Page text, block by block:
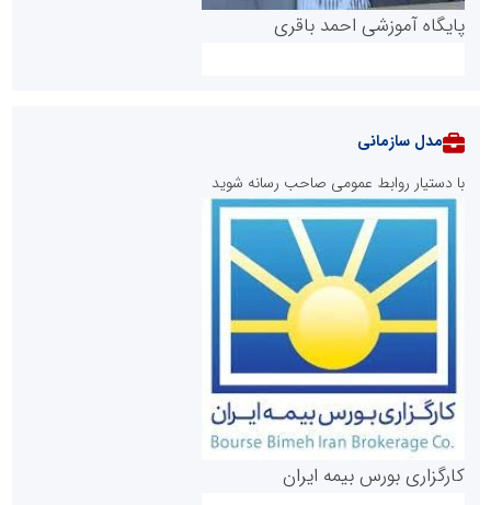
پایگاه آموزشی احمد باقری
روابط عمومی خبرگزاری گزارش خبر
مدل سازمانی
با دستیار روابط عمومی صاحب رسانه شوید
کارگزاری بورس بیمه ایران